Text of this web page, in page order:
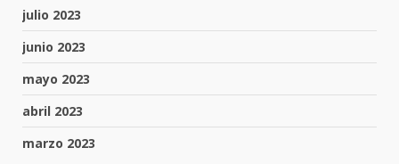
julio 2023
junio 2023
mayo 2023
abril 2023
marzo 2023